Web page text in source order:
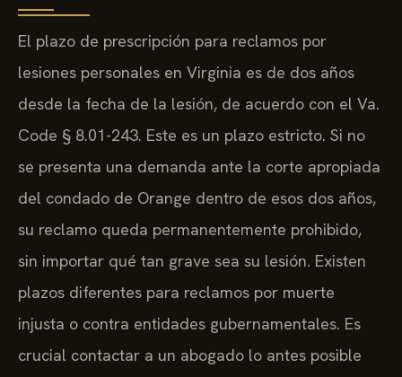
El plazo de prescripción para reclamos por
lesiones personales en Virginia es de dos años
desde la fecha de la lesión, de acuerdo con el Va.
Code § 8.01-243. Este es un plazo estricto. Si no
se presenta una demanda ante la corte apropiada
del condado de Orange dentro de esos dos años,
su reclamo queda permanentemente prohibido,
sin importar qué tan grave sea su lesión. Existen
plazos diferentes para reclamos por muerte
injusta o contra entidades gubernamentales. Es
crucial contactar a un abogado lo antes posible